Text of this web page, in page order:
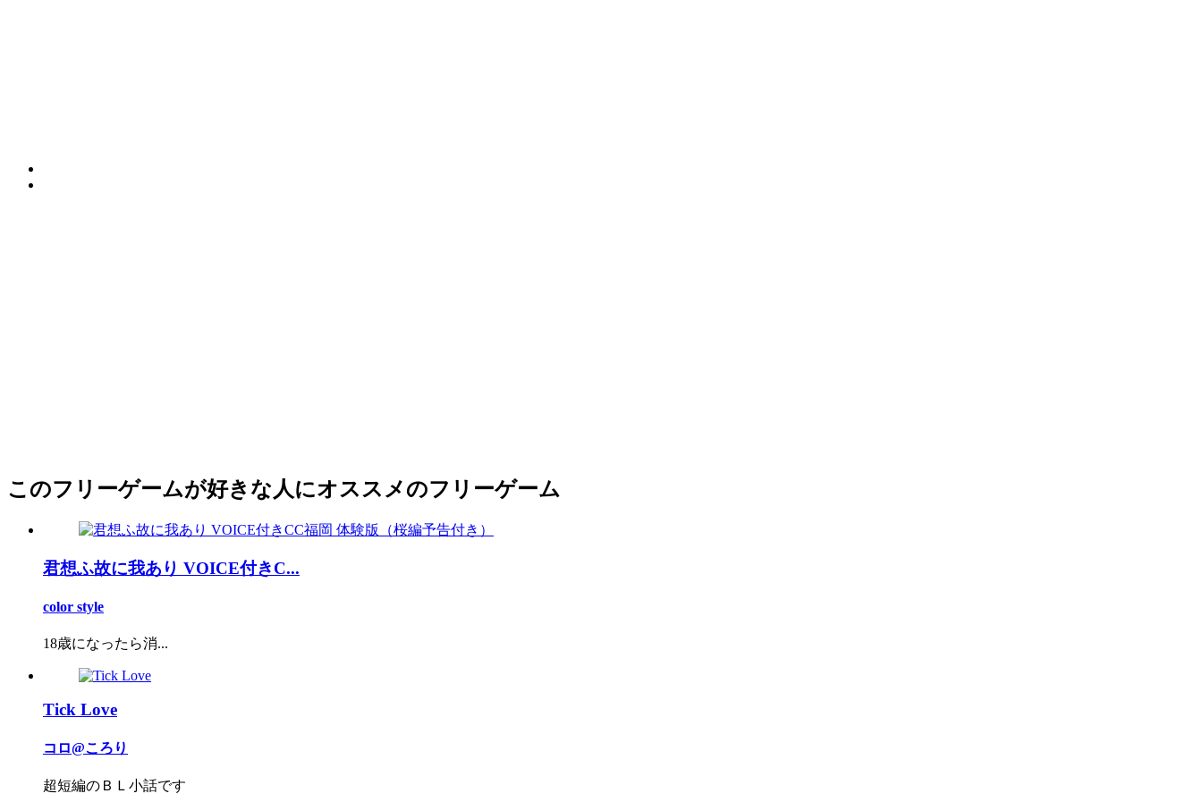
このフリーゲームが好きな人にオススメのフリーゲーム
君想ふ故に我あり VOICE付きC...
color style
18歳になったら消...
Tick Love
コロ@ころり
超短編のＢＬ小話です